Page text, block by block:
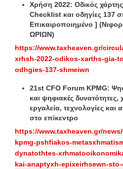
Χρήση 2022: Οδικός χάρτης
Checklist και οδηγίες 137
Επικαιροποιημένο ]
ΩΡΙΩΝ)
https://www.taxheaven.gr/
xrhsh-2022-odikos-xarths-gia-
odhgies-137-shmeiwn
21st CFO Forum KPMG:
και ψηφιακές
εργαλεία, τεχνολογίες και
στο επίκεντρο
https://www.taxheaven.gr/
kpmg-pshfiakos-
dynatothtes-
kai-anaptyxh-epixeirhsewn-